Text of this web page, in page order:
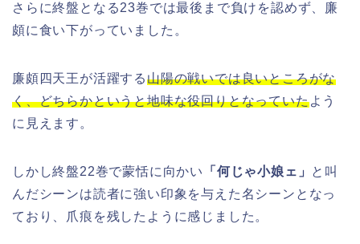
さらに終盤となる23巻では最後まで負けを認めず、廉
頗に食い下がっていました。
廉頗四天王が活躍する山陽の戦いでは良いところがな
く、どちらかというと地味な役回りとなっていたよう
に見えます。
しかし終盤22巻で蒙恬に向かい 「何じゃ小娘ェ」 と叫
んだシーンは読者に強い印象を与えた名シーンとなっ
ており、爪痕を残したように感じました。